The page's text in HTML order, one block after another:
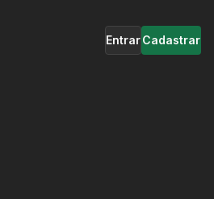
EntrarCadastrar